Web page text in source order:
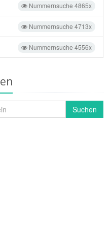
Nummernsuche 4865x
Nummernsuche 4713x
Nummernsuche 4556x
Suchen